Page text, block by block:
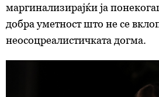
маргинализирајќи ја
добра уметност што не се
неосоцреалистичката догма.